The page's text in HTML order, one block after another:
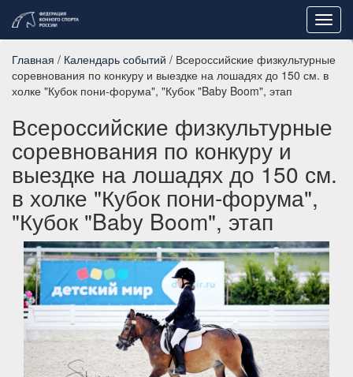
Главная / Календарь событий / Всероссийские физкультурные
соревнования по конкуру и выездке на лошадях до 150 см. в
холке "Кубок пони-форума", "Кубок "Baby Boom", этап
Всероссийские физкультурные
соревнования по конкуру и
выездке на лошадях до 150 см.
в холке "Кубок пони-форума",
"Кубок "Baby Boom", этап